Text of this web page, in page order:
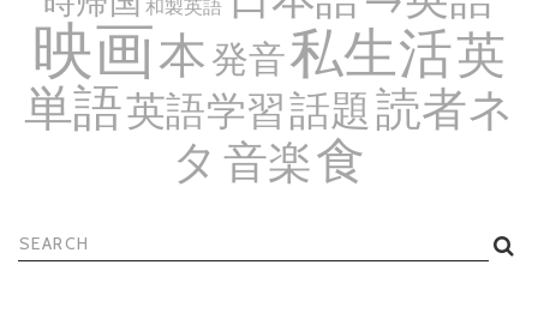
和製英語
映画本発音私生活英
単語英語学習話題読者ネ
タ 音楽食